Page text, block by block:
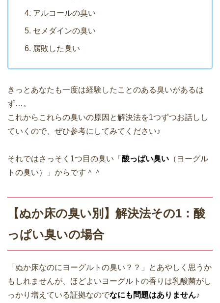
アルコールの臭い
セメダインの臭い
腐敗した臭い
きっとあなたも一度は経験したことのある臭いがあるは
ず…。
これからこれらの臭いの原因と解決法を1つずつお話しし
ていくので、ぜひ参考にしてみてください♪
それではさっそく1つ目の臭い「 酸っぱい臭い （ヨーグル
トの臭い）」からです＾＾
【ぬか床の臭い別】解決法その1：酸
っぱい臭いの場合
「ぬか床なのにヨーグルトの臭い？？」とあやしく思うか
もしれませんが、ほどよいヨーグルトの香りは乳酸菌がし
っかり増えている証拠なのでなにも問題はありません♪